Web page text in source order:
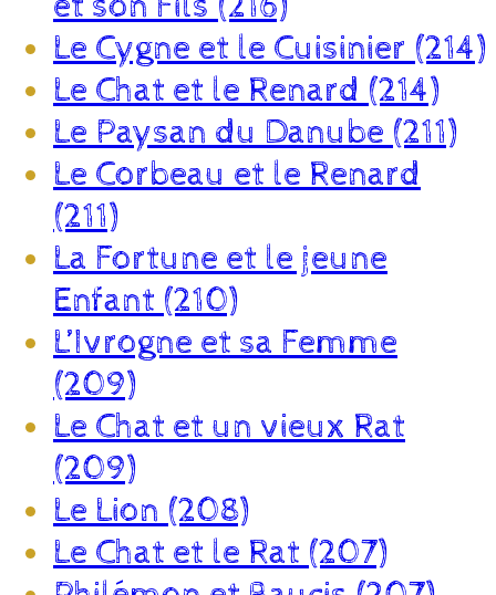
Le Cygne et le Cuisinier (214)
Le Chat et le Renard (214)
Le Paysan du Danube (211)
Le Corbeau et le Renard
(211)
La Fortune et le jeune
Enfant (210)
L’Ivrogne et sa Femme
(209)
Le Chat et un vieux Rat
(209)
Le Lion (208)
Le Chat et le Rat (207)